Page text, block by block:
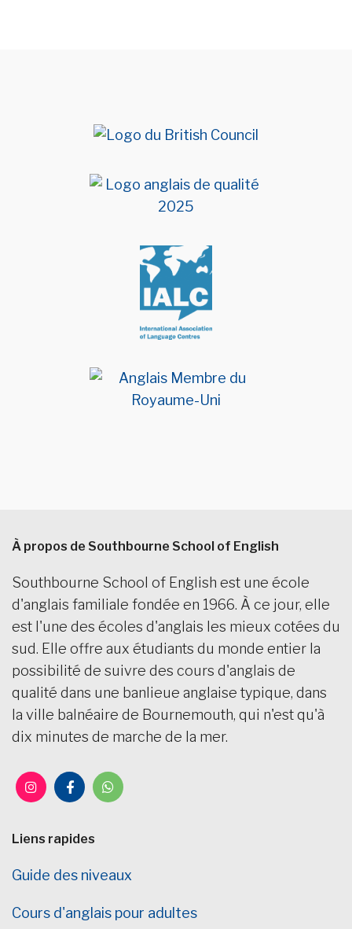
À propos de Southbourne School of English
Southbourne School of English est une école
d'anglais familiale fondée en 1966. À ce jour, elle
est l'une des écoles d'anglais les mieux cotées du
sud. Elle offre aux étudiants du monde entier la
possibilité de suivre des cours d'anglais de
qualité dans une banlieue anglaise typique, dans
la ville balnéaire de Bournemouth, qui n'est qu'à
dix minutes de marche de la mer.
Liens rapides
Guide des niveaux
Cours d'anglais pour adultes